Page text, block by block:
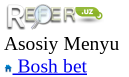
Asosiy Menyu
Bosh bet